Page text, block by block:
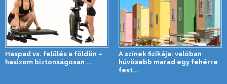
Haspad vs. felülés a földön –
hasizom biztonságosan ...
A színek fizikája: valóban
hűvösebb marad egy fehérre
fest...